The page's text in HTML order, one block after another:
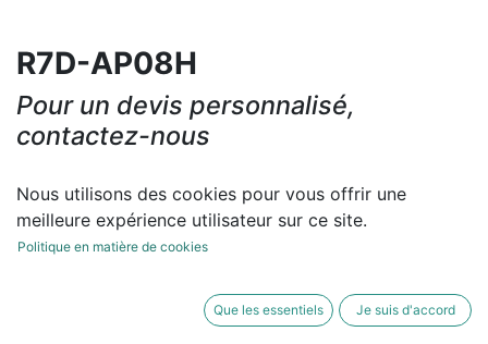
R7D-AP08H
Pour un devis personnalisé,
contactez-nous
Contactez-nous
Conditions générales
Nous utilisons des cookies pour vous offrir une
meilleure expérience utilisateur sur ce site.
Politique en matière de cookies
Que les essentiels Je suis d'accord